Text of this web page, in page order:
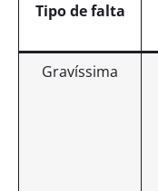
Tipo de falta
Gravíssima